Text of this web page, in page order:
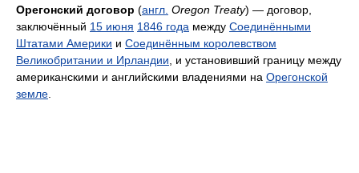
Орегонский договор (англ. Oregon Treaty) — договор,
заключённый 15 июня 1846 года между Соединёнными
Штатами Америки и Соединённым королевством
Великобритании и Ирландии , и установивший границу между
американскими и английскими владениями на Орегонской
земле